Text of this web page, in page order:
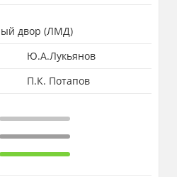
двор (ЛМД)
Ю.А.Лукьянов
П.К. Потапов